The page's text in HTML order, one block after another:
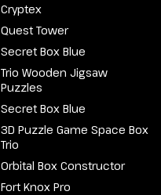
Cryptex
Quest Tower
Secret Box Blue
Trio Wooden Jigsaw
Puzzles
Secret Box Blue
3D Puzzle Game Space Box
Trio
Orbital Box Constructor
Fort Knox Pro